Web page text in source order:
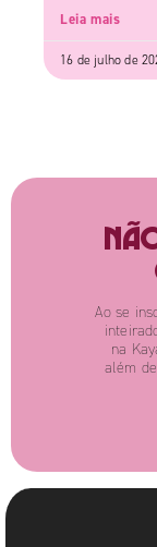
Leia mais
16 de julho de
Ao se
na
além